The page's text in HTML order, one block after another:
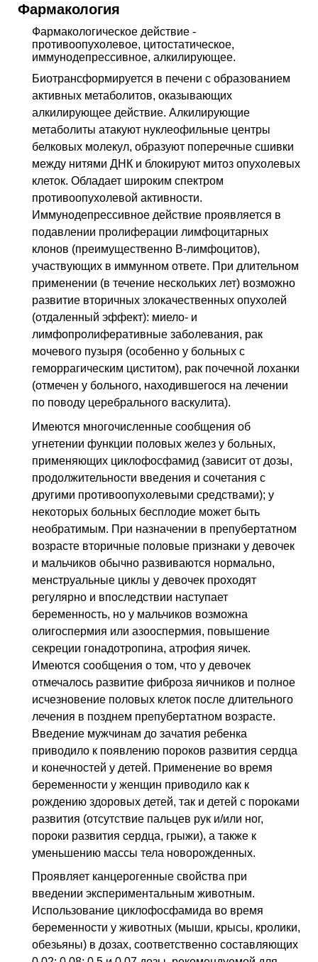
C69.2
Злокачественное новообразование
сетчатки
C81Болезнь Ходжкина [лимфогранулематоз]
C83Диффузная неходжкинская лимфома
Крупноклеточная (диффузная)
неходжкинская лимфома
C84.0
Грибовидный микоз
C85.0Лимфосаркома
C85.9Неходжкинская лимфома неуточненного
типа
C90.0Множественная миелома
Острый лимфобластный лейкоз
C91.1Хронический лимфоцитарный лейкоз
C92.0Острый миелоидный лейкоз
C92.1
Хронический миелоидный лейкоз
N04Нефротический синдром
Фармакология
Фармакологическое действие -
противоопухолевое, цитостатическое,
иммунодепрессивное, алкилирующее.
Биотрансформируется в печени с образованием
активных метаболитов, оказывающих
алкилирующее действие. Алкилирующие
метаболиты атакуют нуклеофильные центры
белковых молекул, образуют поперечные сшивки
между нитями ДНК и блокируют митоз опухолевых
клеток. Обладает широким спектром
противоопухолевой активности.
Иммунодепрессивное действие проявляется в
подавлении пролиферации лимфоцитарных
клонов (преимущественно B-лимфоцитов),
участвующих в иммунном ответе. При длительном
применении (в течение нескольких лет) возможно
развитие вторичных злокачественных опухолей
(отдаленный эффект): миело- и
лимфопролиферативные заболевания, рак
мочевого пузыря (особенно у больных с
геморрагическим циститом), рак почечной лоханки
(отмечен у больного, находившегося на лечении
по поводу церебрального васкулита).
Имеются многочисленные сообщения об
угнетении функции половых желез у больных,
применяющих циклофосфамид (зависит от дозы,
продолжительности введения и сочетания с
другими противоопухолевыми средствами); у
некоторых больных бесплодие может быть
необратимым. При назначении в препубертатном
возрасте вторичные половые признаки у девочек
и мальчиков обычно развиваются нормально,
менструальные циклы у девочек проходят
регулярно и впоследствии наступает
беременность, но у мальчиков возможна
олигоспермия или азооспермия, повышение
секреции гонадотропина, атрофия яичек.
Имеются сообщения о том, что у девочек
отмечалось развитие фиброза яичников и полное
исчезновение половых клеток после длительного
лечения в позднем препубертатном возрасте.
Введение мужчинам до зачатия ребенка
приводило к появлению пороков развития сердца
и конечностей у детей. Применение во время
беременности у женщин приводило как к
рождению здоровых детей, так и детей с пороками
развития (отсутствие пальцев рук и/или ног,
пороки развития сердца, грыжи), а также к
уменьшению массы тела новорожденных.
Проявляет канцерогенные свойства при
введении экспериментальным животным.
Использование циклофосфамида во время
беременности у животных (мыши, крысы, кролики,
обезьяны) в дозах, соответственно составляющих